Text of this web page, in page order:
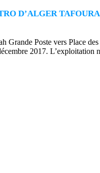
D’ALGER
Grande Poste vers Place
2017.